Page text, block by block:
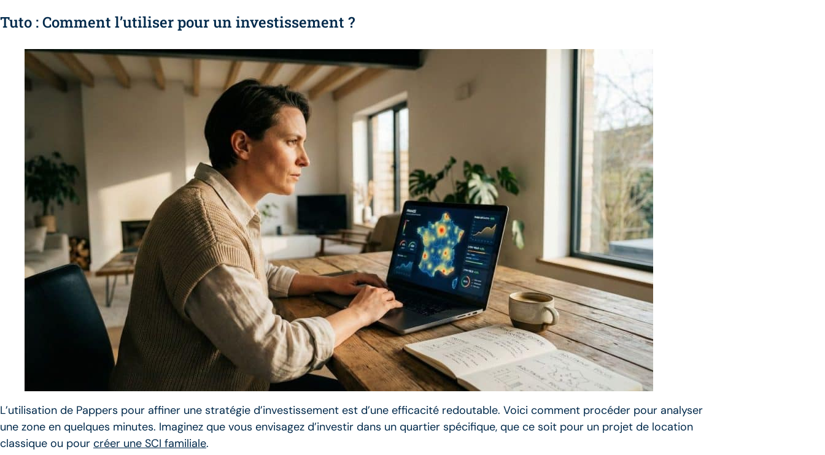
Tuto : Comment l’utiliser pour un investissement ?
L’utilisation de Pappers pour affiner une stratégie d’investissement est d’une efficacité redoutable. Voici comment procéder pour analyser
une zone en quelques minutes. Imaginez que vous envisagez d’investir dans un quartier spécifique, que ce soit pour un projet de location
classique ou pour créer une SCI familiale.